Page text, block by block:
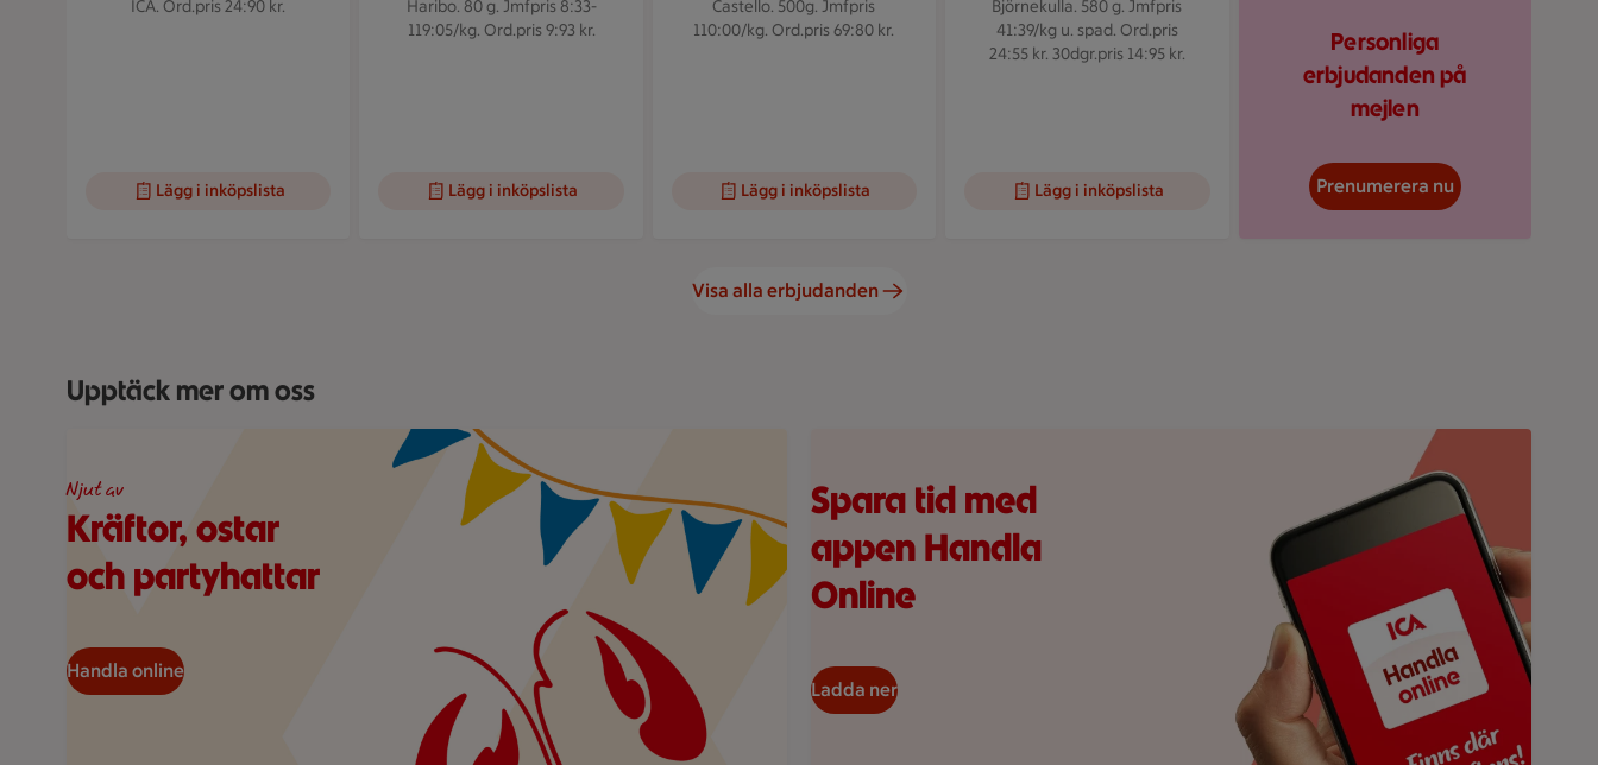
ICA. Ord.pris 24:90 kr.
Lägg i inköpslista
Haribo. 80 g. Jmfpris 8:33-
119:05/kg. Ord.pris 9:93 kr.
Lägg i inköpslista
Castello. 500g.Jmfpris
110:00/kg. Ord.pris 69:80 kr.
Lägg i inköpslista
Björnekulla. 580 g.Jmfpris
41:39/kg u. spad. Ord.pris
24:55 kr. 30dgr.pris 14:95 kr.
Lägg i inköpslista
Personliga
erbjudanden på
mejlen
Prenumerera nu
Visa alla erbjudanden
Upptäck mer om oss
Illustration av en kräfta och två dillkvistar under hängande vimplar.
Kräftor, ostar
och partyhattar
Njut av
Handla online
Hand håller smartphone med ICA Handla online-app och texten "Finns där appar finns".
Spara tid med
appen Handla
Online
Ladda ner